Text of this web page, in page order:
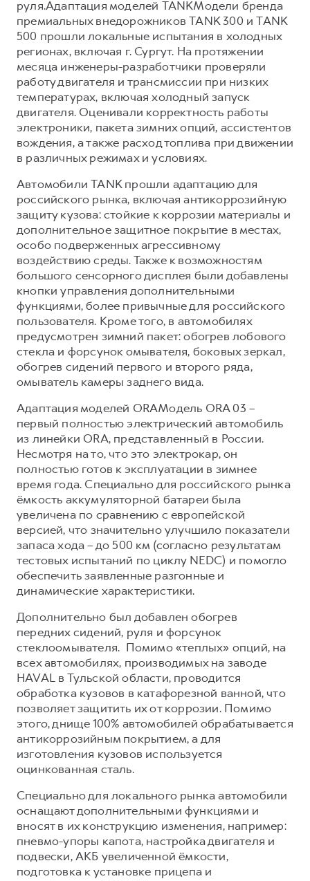
руля.Адаптация моделей TANKМодели бренда
премиальных внедорожников TANK 300 и TANK
500 прошли локальные испытания в холодных
регионах, включая г. Сургут. На протяжении
месяца инженеры-разработчики проверяли
работу двигателя и трансмиссии при низких
температурах, включая холодный запуск
двигателя. Оценивали корректность работы
электроники, пакета зимних опций, ассистентов
вождения, а также расход топлива при движении
в различных режимах и условиях.
Автомобили TANK прошли адаптацию для
российского рынка, включая антикоррозийную
защиту кузова: стойкие к коррозии материалы и
дополнительное защитное покрытие в местах,
особо подверженных агрессивному
воздействию среды. Также к возможностям
большого сенсорного дисплея были добавлены
кнопки управления дополнительными
функциями, более привычные для российского
пользователя. Кроме того, в автомобилях
предусмотрен зимний пакет: обогрев лобового
стекла и форсунок омывателя, боковых зеркал,
обогрев сидений первого и второго ряда,
омыватель камеры заднего вида.
Адаптация моделей ORAМодель ORA 03 –
первый полностью электрический автомобиль
из линейки ORA, представленный в России.
Несмотря на то, что это электрокар, он
полностью готов к эксплуатации в зимнее
время года. Специально для российского рынка
ёмкость аккумуляторной батареи была
увеличена по сравнению с европейской
версией, что значительно улучшило показатели
запаса хода – до 500 км (согласно результатам
тестовых испытаний по циклу NEDC) и помогло
обеспечить заявленные разгонные и
динамические характеристики.
Дополнительно был добавлен обогрев
передних сидений, руля и форсунок
стеклоомывателя. Помимо «теплых» опций, на
всех автомобилях, производимых на заводе
HAVAL в Тульской области, проводится
обработка кузовов в катафорезной ванной, что
позволяет защитить их от коррозии. Помимо
этого, днище 100% автомобилей обрабатывается
антикоррозийным покрытием, а для
изготовления кузовов используется
оцинкованная сталь.
Специально для локального рынка автомобили
оснащают дополнительными функциями и
вносят в их конструкцию изменения, например:
пневмо-упоры капота, настройка двигателя и
подвески, АКБ увеличенной ёмкости,
подготовка к установке прицепа и